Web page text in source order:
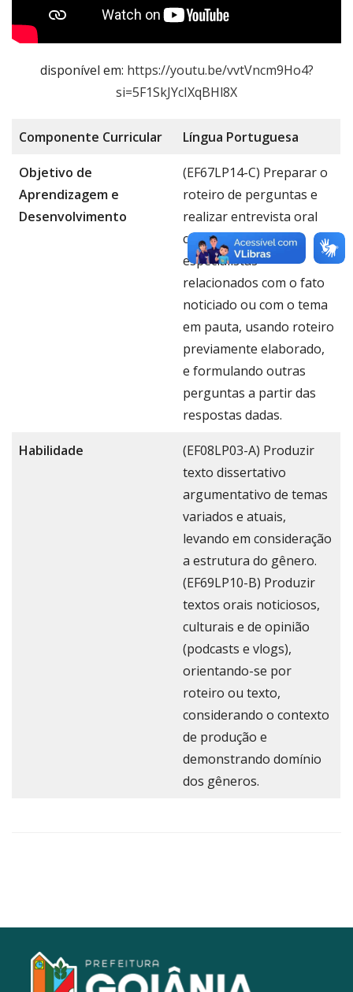
disponível em: https://youtu.be/vvtVncm9Ho4?
si=5F1SkJYcIXqBHl8X
Componente Curricular Língua Portuguesa
Objetivo de
Aprendizagem e
Desenvolvimento
(EF67LP14-C) Preparar o
roteiro de perguntas e
realizar entrevista oral
com envolvidos ou
especialistas
relacionados com o fato
noticiado ou com o tema
em pauta, usando roteiro
previamente elaborado,
e formulando outras
perguntas a partir das
respostas dadas.
Habilidade
(EF08LP03-A) Produzir
texto dissertativo
argumentativo de temas
variados e atuais,
levando em consideração
a estrutura do gênero.
(EF69LP10-B) Produzir
textos orais noticiosos,
culturais e de opinião
(podcasts e vlogs),
orientando-se por
roteiro ou texto,
considerando o contexto
de produção e
demonstrando domínio
dos gêneros.